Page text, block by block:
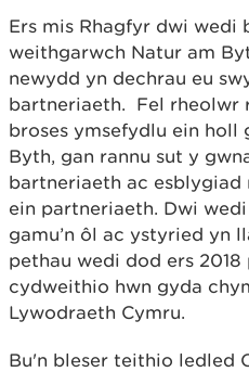
Ers mis Rhagfyr dwi wedi
weithgarwch Natur am
newydd yn dechrau eu
bartneriaeth. Fel rheolwr
broses ymsefydlu ein
Byth, gan rannu sut y
bartneriaeth ac esblygiad
ein partneriaeth. Dwi
gamu’n ôl ac ystyried yn
pethau wedi dod ers
cydweithio hwn gyda
Lywodraeth Cymru.
Bu'n bleser teithio ledled